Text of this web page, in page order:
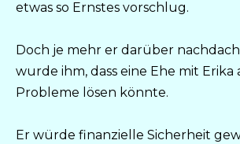
etwas so Ernstes vorschlug.
Doch je mehr er darüber
wurde ihm, dass eine Ehe mit Erika
Probleme lösen könnte.
Er würde finanzielle Sicherheit